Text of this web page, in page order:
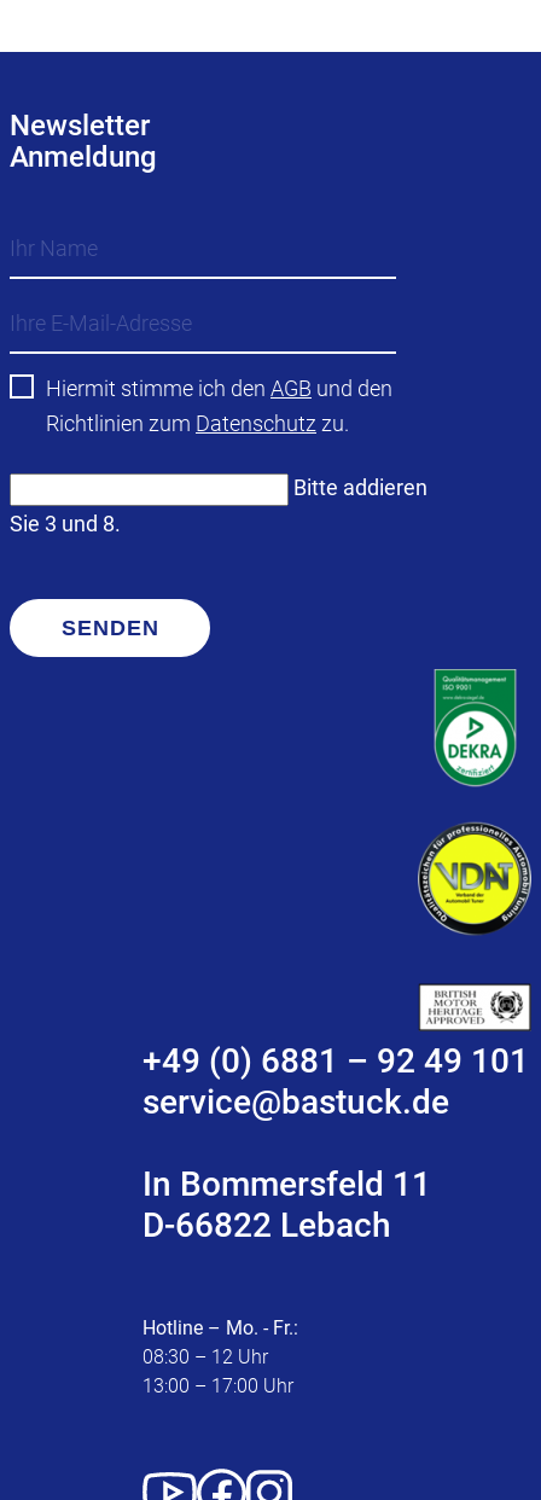
Newsletter
Anmeldung
Hiermit stimme ich den AGB und den
Richtlinien zum Datenschutz zu.
Bitte addieren
Sie 3 und 8.
SENDEN
+49 (0) 6881 – 92 49 101
service@bastuck.de
In Bommersfeld 11
D-66822 Lebach
Hotline – Mo. - Fr.:
08:30 – 12 Uhr
13:00 – 17:00 Uhr